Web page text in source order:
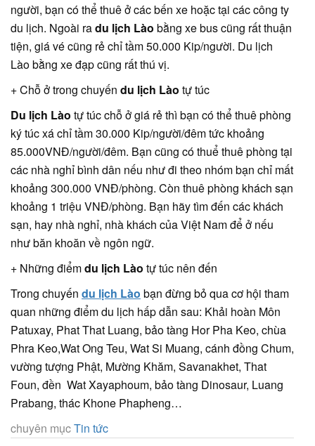
người, bạn có thể thuê ở các bến xe hoặc tại các công ty
du lịch. Ngoài radu lịch Lào bằng xe bus cũng rất thuận
tiện, giá vé cũng rẻ chỉ tầm 50.000 Kip/người. Du lịch
Lào bằng xe đạp cũng rất thú vị.
+ Chỗ ở trong chuyến du lịch Lào tự túc
Du lịch Lào tự túc chỗ ở giá rẻ thì bạn có thể thuê phòng
ký túc xá chỉ tầm 30.000 Kip/người/đêm tức khoảng
85.000VNĐ/người/đêm. Bạn cũng có thuể thuê phòng tại
các nhà nghỉ bình dân nếu như đi theo nhóm bạn chỉ mất
khoảng 300.000 VNĐ/phòng. Còn thuê phòng khách sạn
khoảng 1 triệu VNĐ/phòng. Bạn hãy tìm đến các khách
sạn, hay nhà nghỉ, nhà khách của Việt Nam để ở nếu
như băn khoăn về ngôn ngữ.
+ Những điểmdu lịch Lào tự túc nên đến
Trong chuyến du lịch Lào bạn đừng bỏ qua cơ hội tham
quan những điểm du lịch hấp dẫn sau: Khải hoàn Môn
Patuxay, Phat That Luang, bảo tàng Hor Pha Keo, chùa
Phra Keo,Wat Ong Teu, Wat Si Muang, cánh đồng Chum,
vường tượng Phật, Mường Khăm, Savanakhet, That
Foun, đền Wat Xayaphoum, bảo tàng Dinosaur, Luang
Prabang, thác Khone Phapheng…
chuyên mụcTin tức